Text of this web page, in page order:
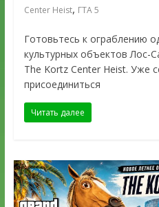
Center Heist, ГТА 5
Готовьтесь к ограблению
культурных объектов Лос-
The Kortz Center Heist. Уже
присоединиться
Читать далее